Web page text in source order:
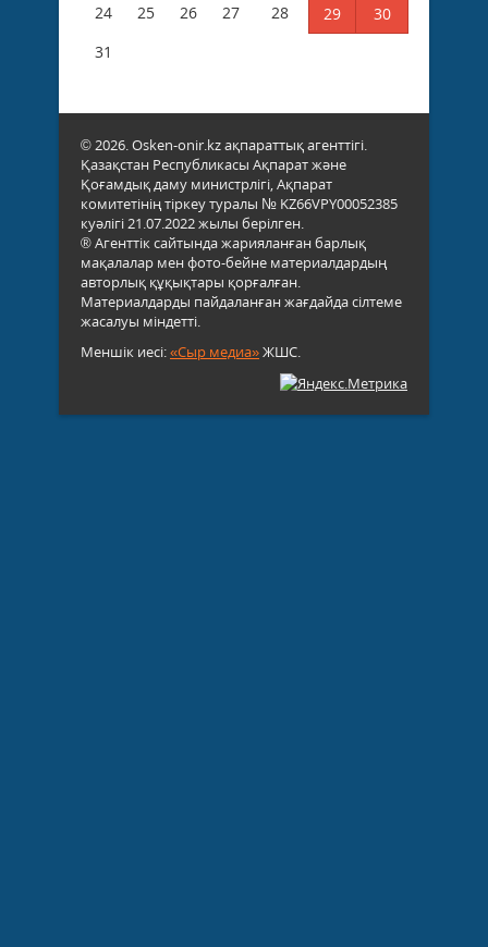
24
25 26 27 28 29
30
31
© 2026. Osken-onir.kz ақпараттық агенттігі.
Қазақстан Республикасы Ақпарат және
Қоғамдық даму министрлігі, Ақпарат
комитетінің тіркеу туралы № KZ66VPY00052385
куәлігі 21.07.2022 жылы берілген.
® Агенттік сайтында жарияланған барлық
мақалалар мен фото-бейне материалдардың
авторлық құқықтары қорғалған.
Материалдарды пайдаланған жағдайда сілтеме
жасалуы міндетті.
Меншік иесі:«Сыр медиа»ЖШС.